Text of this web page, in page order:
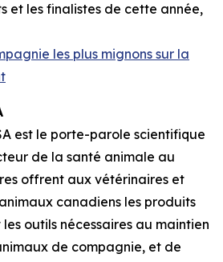
et les finalistes de cette année,
les plus mignons sur la
est le porte-parole scientifique
de la santé animale au
offrent aux vétérinaires et
canadiens les produits
outils nécessaires au maintien
de compagnie, et de